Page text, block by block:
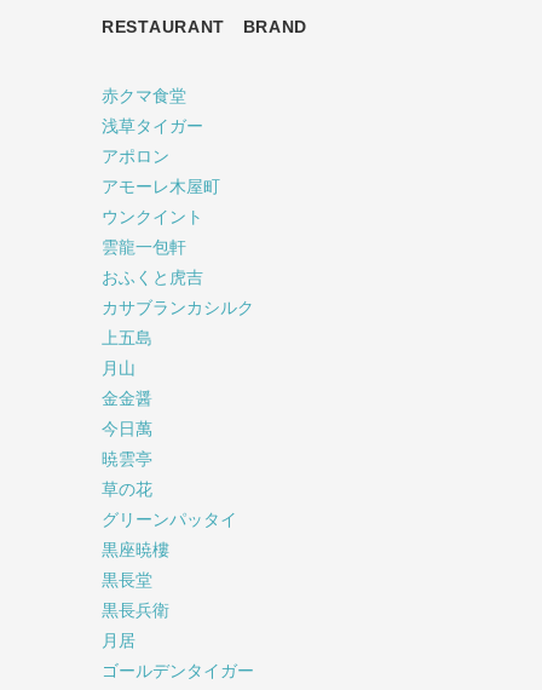
RESTAURANT BRAND
赤クマ食堂
浅草タイガー
アポロン
アモーレ木屋町
ウンクイント
雲龍一包軒
おふくと虎吉
カサブランカシルク
上五島
月山
金金醤
今日萬
暁雲亭
草の花
グリーンパッタイ
黒座暁樓
黒長堂
黒長兵衛
月居
ゴールデンタイガー